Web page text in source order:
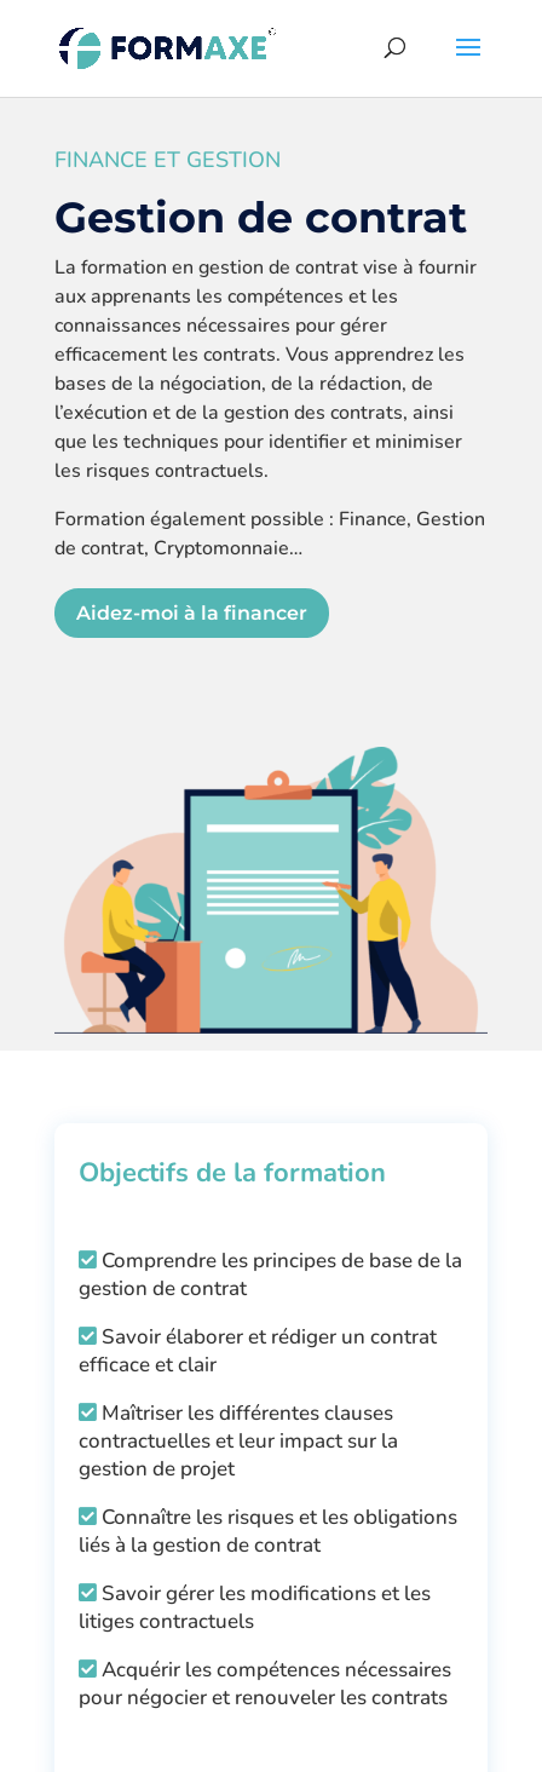
FINANCE ET GESTION
Gestion de contrat
La formation en gestion de contrat vise à fournir
aux apprenants les compétences et les
connaissances nécessaires pour gérer
efficacement les contrats. Vous apprendrez les
bases de la négociation, de la rédaction, de
l’exécution et de la gestion des contrats, ainsi
que les techniques pour identifier et minimiser
les risques contractuels.
Formation également possible : Finance, Gestion
de contrat, Cryptomonnaie…
Aidez-moi à la financer
Objectifs de la formation
Comprendre les principes de base de la
gestion de contrat
Savoir élaborer et rédiger un contrat
efficace et clair
Maîtriser les différentes clauses
contractuelles et leur impact sur la
gestion de projet
Connaître les risques et les obligations
liés à la gestion de contrat
Savoir gérer les modifications et les
litiges contractuels
Acquérir les compétences nécessaires
pour négocier et renouveler les contrats